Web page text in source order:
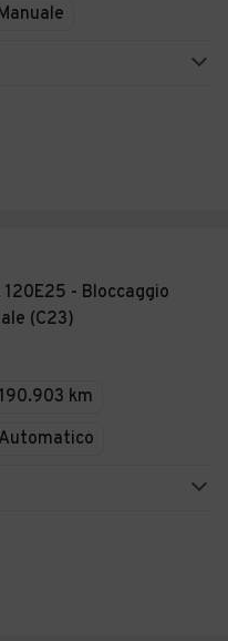
120E25 - Bloccaggio
(C23)
190.903 km
Automatico